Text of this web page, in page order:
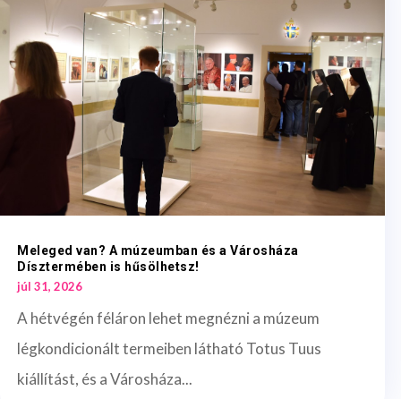
Meleged van? A múzeumban és a Városháza
Dísztermében is hűsölhetsz!
júl 31, 2026
A hétvégén féláron lehet megnézni a múzeum
légkondicionált termeiben látható Totus Tuus
kiállítást, és a Városháza...